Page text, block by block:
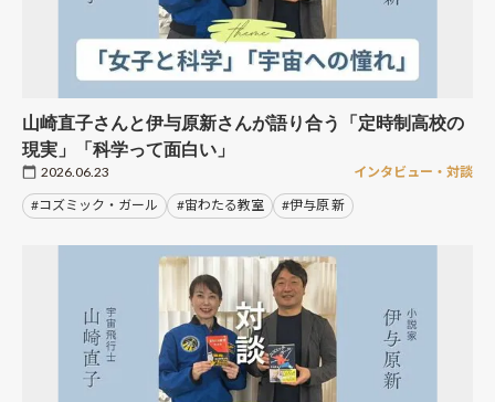
山崎直子さんと伊与原新さんが語り合う「定時制高校の
現実」「科学って面白い」
2026.06.23 インタビュー・対談
#コズミック・ガール #宙わたる教室 #伊与原 新